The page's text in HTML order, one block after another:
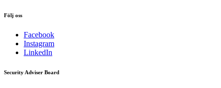
Följ oss
Facebook
Instagram
LinkedIn
Security Adviser Board